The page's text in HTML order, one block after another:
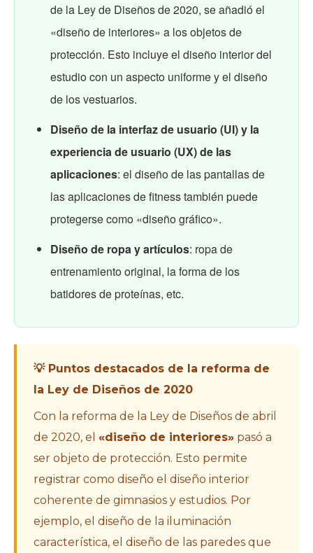
de la Ley de Diseños de 2020, se añadió el
«diseño de interiores» a los objetos de
protección. Esto incluye el diseño interior del
estudio con un aspecto uniforme y el diseño
de los vestuarios.
Diseño de la interfaz de usuario (UI) y la
experiencia de usuario (UX) de las
aplicaciones: el diseño de las pantallas de
las aplicaciones de fitness también puede
protegerse como «diseño gráfico».
Diseño de ropa y artículos: ropa de
entrenamiento original, la forma de los
batidores de proteínas, etc.
💡 Puntos destacados de la reforma de
la Ley de Diseños de 2020
Con la reforma de la Ley de Diseños de abril
de 2020, el «diseño de interiores» pasó a
ser objeto de protección. Esto permite
registrar como diseño el diseño interior
coherente de gimnasios y estudios. Por
ejemplo, el diseño de la iluminación
característica, el diseño de las paredes que